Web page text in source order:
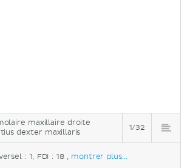
maxillaire droite
dexter maxillaris
1/32
: 1, FDI : 18 , montrer plus...